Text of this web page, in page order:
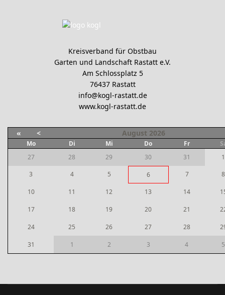
Kreisverband für Obstbau
Garten und Landschaft Rastatt e.V.
Am Schlossplatz 5
76437 Rastatt
info@kogl-rastatt.de
www.kogl-rastatt.de
« < August 2026
Mo Di Mi Do Fr
27
28 29 30 31
1
3
4 5 6 7 8
10 11 12 13 14
17 18 19 20 21
24 25 26 27 28
31 1 2 3 4 5